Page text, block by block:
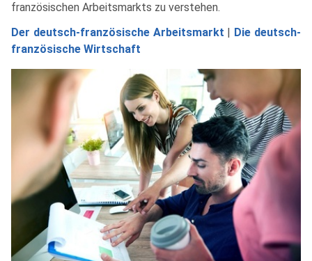
französischen Arbeitsmarkts zu verstehen.
Der deutsch-französische Arbeitsmarkt
Die deutsch-
französische Wirtschaft